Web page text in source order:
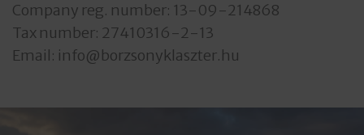
Company reg. number: 13-09-214868
Tax number: 27410316-2-13
Email: info@borzsonyklaszter.hu